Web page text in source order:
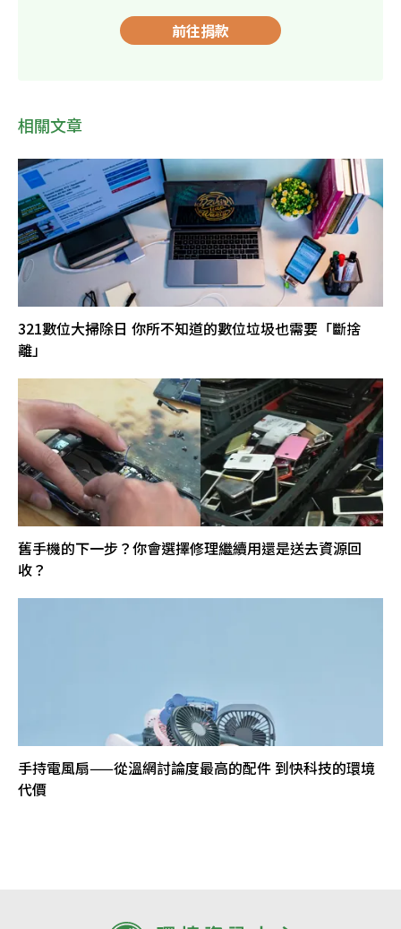
前往捐款
相關文章
321數位大掃除日 你所不知道的數位垃圾也需要「斷捨
離」
舊手機的下一步？你會選擇修理繼續用還是送去資源回
收？
手持電風扇——從溫網討論度最高的配件 到快科技的環境
代價